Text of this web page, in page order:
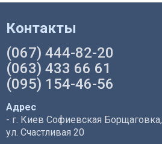
Контакты
(067) 444-82-20
(063) 433 66 61
(095) 154-46-56
Адрес
- г. Киев Софиевская Борщаговка,
ул. Счастливая 20